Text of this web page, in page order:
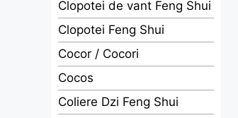
Clopotei de vant Feng Shui
Clopotei Feng Shui
Cocor / Cocori
Cocos
Coliere Dzi Feng Shui